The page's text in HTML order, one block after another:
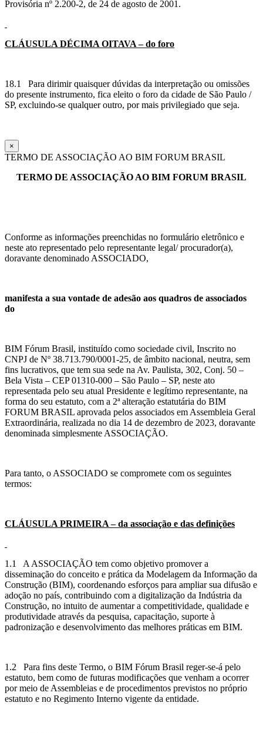
Provisória nº 2.200-2, de 24 de agosto de 2001.
CLÁUSULA DÉCIMA OITAVA – do foro
18.1 Para dirimir quaisquer dúvidas da interpretação ou omissões
do presente instrumento, fica eleito o foro da cidade de São Paulo /
SP, excluindo-se qualquer outro, por mais privilegiado que seja.
×
TERMO DE ASSOCIAÇÃO AO BIM FORUM BRASIL
TERMO DE ASSOCIAÇÃO AO BIM FORUM BRASIL
Conforme as informações preenchidas no formulário eletrônico e
neste ato representado pelo representante legal/ procurador(a),
doravante denominado ASSOCIADO,
manifesta a sua vontade de adesão aos quadros de associados
do
BIM Fórum Brasil, instituído como sociedade civil, Inscrito no
CNPJ de Nº 38.713.790/0001-25, de âmbito nacional, neutra, sem
fins lucrativos, que tem sua sede na Av. Paulista, 302, Conj. 50 –
Bela Vista – CEP 01310-000 – São Paulo – SP, neste ato
representada pelo seu atual Presidente e legítimo representante, na
forma do seu estatuto, com a 2ª alteração estatutária do BIM
FORUM BRASIL aprovada pelos associados em Assembleia Geral
Extraordinária, realizada no dia 14 de dezembro de 2023, doravante
denominada simplesmente ASSOCIAÇÃO.
Para tanto, o ASSOCIADO se compromete com os seguintes
termos:
CLÁUSULA PRIMEIRA – da associação e das definições
1.1 A ASSOCIAÇÃO tem como objetivo promover a
disseminação do conceito e prática da Modelagem da Informação da
Construção (BIM), coordenando esforços para ampliar sua difusão e
adoção no país, contribuindo com a digitalização da Indústria da
Construção, no intuito de aumentar a competitividade, qualidade e
produtividade através da pesquisa, capacitação, suporte à
padronização e desenvolvimento das melhores práticas em BIM.
1.2 Para fins deste Termo, o BIM Fórum Brasil reger-se-á pelo
estatuto, bem como de futuras modificações que venham a ocorrer
por meio de Assembleias e de procedimentos previstos no próprio
estatuto e no Regimento Interno vigente da entidade.